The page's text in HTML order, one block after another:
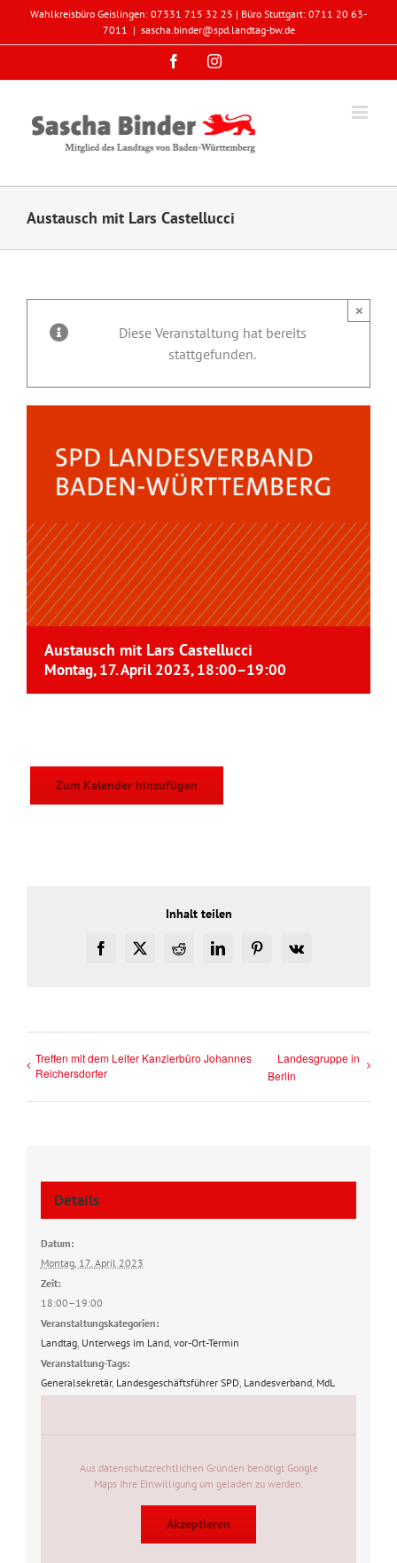
Wahlkreisbüro Geislingen: 07331 715 32 25 | Büro Stuttgart: 0711 20 63-
7011 | sascha.binder@spd.landtag-bw.de
FacebookInstagram
Austausch mit Lars Castellucci
Diese Veranstaltung hat bereits
stattgefunden.
×
Austausch mit Lars Castellucci
Montag, 17. April 2023, 18:00–19:00
Zum Kalender hinzufügen
Inhalt teilen
Facebook
X RedditLinkedInPinterest
Vk
Treffen mit dem Leiter Kanzlerbüro Johannes
Reichersdorfer
Landesgruppe in
Berlin
Details
Datum:
Montag, 17. April 2023
Zeit:
18:00–19:00
Veranstaltungskategorien:
Landtag, Unterwegs im Land, vor-Ort-Termin
Veranstaltung-Tags:
Generalsekretär, Landesgeschäftsführer SPD Landesverband, MdL
Aus datenschutzrechtlichen Gründen benötigt Google
Maps Ihre Einwilligung um geladen zu werden.
Akzeptieren